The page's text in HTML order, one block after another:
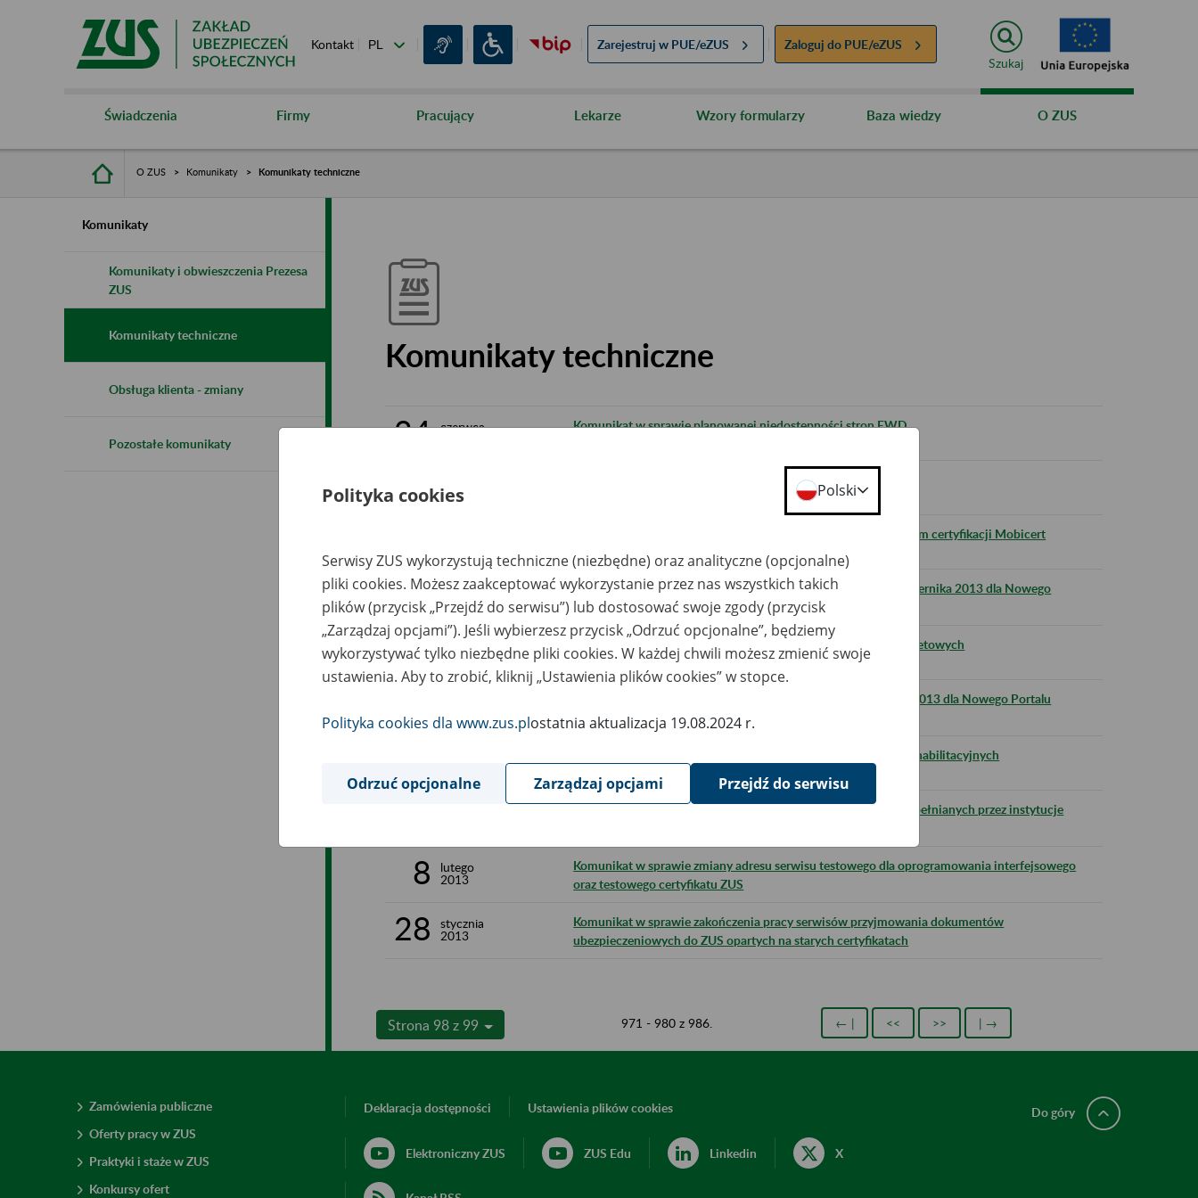
Kontakt Zarejestruj w PUE/eZUS Zaloguj do PUE/eZUS
Szukaj
Świadczenia Firmy Pracujący Lekarze Wzory formularzy Baza wiedzy O ZUS
O ZUS Komunikaty Komunikaty techniczne
Komunikaty
Komunikaty i obwieszczenia Prezesa
ZUS
Komunikaty techniczne
Obsługa klienta - zmiany
Pozostałe komunikaty
Komunikaty techniczne
24 czerwca
Komunikat w sprawie planowanej niedostępności stron EWD
13 2014
Prace serwisowe ePUAP - utrudnienia na PUE
Komunikat dla płatników składek korzystających z usług centrum certyfikacji Mobicert
10
października
2013
Komunikat o pracach konserwacyjnych w dniach 11 - 23 października 2013 dla Nowego
Portalu Informacyjnego
9
października
2013
Komunikat w sprawie utrudnień w dostępie do serwisów internetowych
Komunikat o ograniczeniu funkcjonalności w dniu 24 sierpnia 2013 dla Nowego Portalu
Informacyjnego
Komunikat w sprawie konkursów ofert na świadczenie usług rehabilitacyjnych
Komunikat w sprawie obsługi reklamacji w zakresie błędów popełnianych przez instytucje
8
lutego
2013
Komunikat w sprawie zmiany adresu serwisu testowego dla oprogramowania interfejsowego
oraz testowego certyfikatu ZUS
28
stycznia
2013
Komunikat w sprawie zakończenia pracy serwisów przyjmowania dokumentów
ubezpieczeniowych do ZUS opartych na starych certyfikatach
Strona 98 z 99 971 - 980 z 986. ← | << >> | →
Zamówienia publiczne
Oferty pracy w ZUS
Praktyki i staże w ZUS
Konkursy ofert
Deklaracja dostępności Ustawienia plików cookies
Elektroniczny ZUS ZUS Edu Linkedin X
Do góry
Polityka cookies Polski
Serwisy ZUS wykorzystują techniczne (niezbędne) oraz analityczne (opcjonalne)
pliki cookies. Możesz zaakceptować wykorzystanie przez nas wszystkich takich
plików (przycisk „Przejdź do serwisu”) lub dostosować swoje zgody (przycisk
„Zarządzaj opcjami”). Jeśli wybierzesz przycisk „Odrzuć opcjonalne”, będziemy
wykorzystywać tylko niezbędne pliki cookies. W każdej chwili możesz zmienić swoje
ustawienia. Aby to zrobić, kliknij „Ustawienia plików cookies” w stopce.
Polityka cookies dla www.zus.plostatnia aktualizacja 19.08.2024 r.
Odrzuć opcjonalne Zarządzaj opcjami Przejdź do serwisu